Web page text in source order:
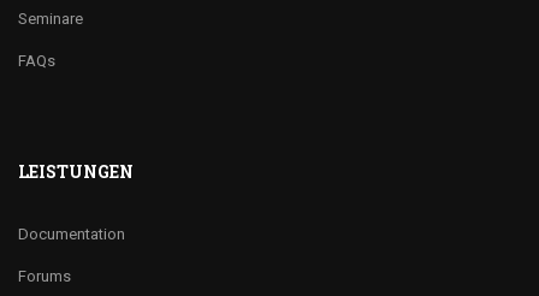
Seminare
FAQs
LEISTUNGEN
Documentation
Forums